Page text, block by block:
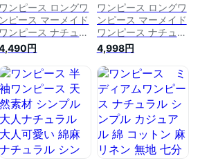
ワンピース ロングワ
ンピース マーメイド
ワンピース ナチュラ
ル シンプル 大きい
イズ ゆったり き
れいめ 大人 30代 40
代 50代 マタニティ
体型カバー 大人可愛
い 春夏 春夏ワン
ピース NP2087
円
ワンピース ロングワ
ンピース マーメイド
ワンピース ナチュラ
ル シンプル 大きい
サイズ ゆったり き
れいめ 大人 30代 40
代 50代 マタニティ
体型カバー 大人可愛
い 春夏 春夏ワン
ピース NP2086
4,998円